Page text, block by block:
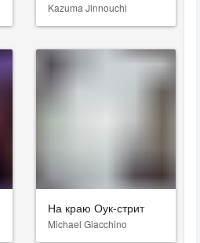
Kazuma Jinnouchi
На краю Оук-стрит
Michael Giacchino